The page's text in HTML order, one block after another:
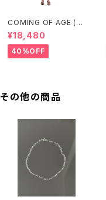
COMING OF AGE (カ
ミングオブエイジ) DRA
WSTRING MINI SKIR
T (GINGHAM LIME/B
LACK）
¥18,480
40%OFF
その他の商品